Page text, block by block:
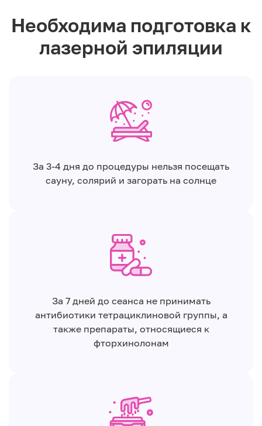
Необходима подготовка к
лазерной эпиляции
За 3-4 дня до процедуры нельзя посещать
сауну, солярий и загорать на солнце
За 7 дней до сеанса не принимать
антибиотики тетрациклиновой группы, а
также препараты, относящиеся к
фторхинолонам